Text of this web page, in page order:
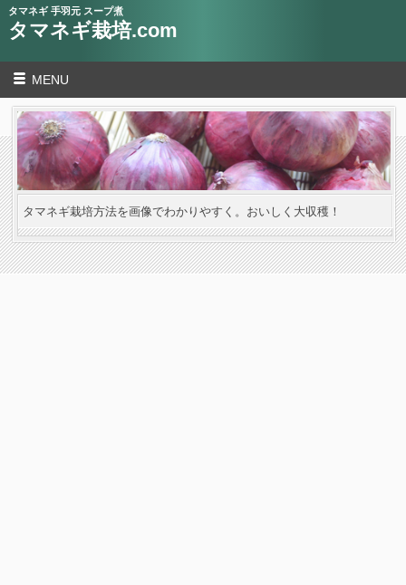
タマネギ 手羽元 スープ煮
タマネギ栽培.com
MENU
タマネギ栽培方法を画像でわかりやすく。おいしく大収穫！